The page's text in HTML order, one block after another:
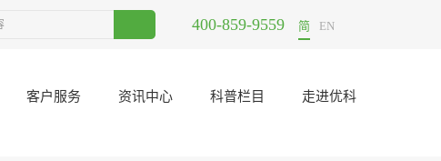
会”圆满结束 电子元器件二次筛选哪里可以做？
400-859-9559 简 EN
客户服务 资讯中心 科普栏目 走进优科